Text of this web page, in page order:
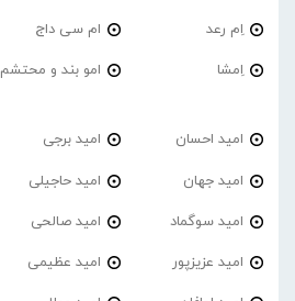
اِم رعد ام سی داج
اِمشا امو بند و محتشم
امید احسان امید برجی
امید جهان امید حاجیلی
امید سوگماد امید صالحی
امید عزیزپور امید عظیمی